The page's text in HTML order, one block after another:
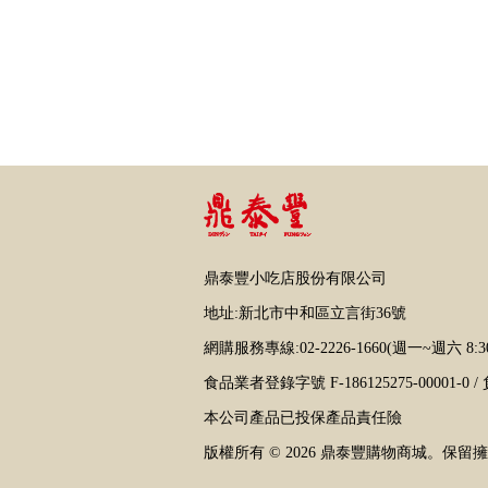
鼎泰豐小吃店股份有限公司
地址:新北市中和區立言街36號
網購服務專線:02-2226-1660(週一~週六
食品業者登錄字號 F-186125275-00001-0 /
本公司產品已投保產品責任險
版權所有 © 2026 鼎泰豐購物商城。保留